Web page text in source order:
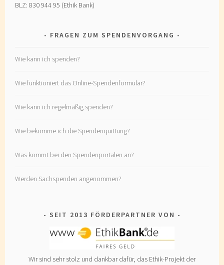
BLZ: 830 944 95 (Ethik Bank)
FRAGEN ZUM SPENDENVORGANG
Wie kann ich spenden?
Wie funktioniert das Online-Spendenformular?
Wie kann ich regelmäßig spenden?
Wie bekomme ich die Spendenquittung?
Was kommt bei den Spendenportalen an?
Werden Sachspenden angenommen?
SEIT 2013 FÖRDERPARTNER VON
Wir sind sehr stolz und dankbar dafür, das Ethik-Projekt der